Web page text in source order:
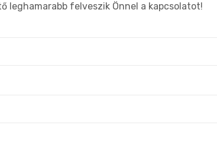
leghamarabb felveszik Önnel a kapcsolatot!